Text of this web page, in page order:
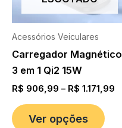
Acessórios Veiculares
Carregador Magnético
3 em 1 Qi2 15W
R$ 906,99 – R$ 1.171,99
Ver opções